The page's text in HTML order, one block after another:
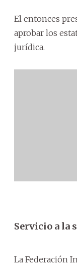
El entonces
aprobar los
jurídica.
Servicio a la
La Federación